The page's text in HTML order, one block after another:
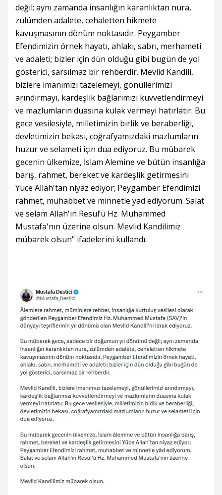
değil; aynı zamanda insanlığın karanlıktan nura,
zulümden adalete, cehaletten hikmete
kavuşmasının dönüm noktasıdır. Peygamber
Efendimizin örnek hayatı, ahlakı, sabrı, merhameti
ve adaleti; bizler için dün olduğu gibi bugün de yol
gösterici, sarsılmaz bir rehberdir. Mevlid Kandili,
bizlere imanımızı tazelemeyi, gönüllerimizi
arındırmayı, kardeşlik bağlarımızı kuvvetlendirmeyi
ve mazlumların duasına kulak vermeyi hatırlatır. Bu
gece vesilesiyle, milletimizin birlik ve beraberliği,
devletimizin bekası, coğrafyamızdaki mazlumların
huzur ve selameti için dua ediyoruz. Bu mübarek
gecenin ülkemize, İslam Alemine ve bütün insanlığa
barış, rahmet, bereket ve kardeşlik getirmesini
Yüce Allah'tan niyaz ediyor; Peygamber Efendimizi
rahmet, muhabbet ve minnetle yad ediyorum. Salat
ve selam Allah'ın Resul’ü Hz. Muhammed
Mustafa'nın üzerine olsun. Mevlid Kandilimiz
mübarek olsun" ifadelerini kullandı.